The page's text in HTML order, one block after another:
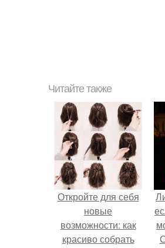
Читайте также
Откройте для себя
новые
возможности: как
красиво собрать